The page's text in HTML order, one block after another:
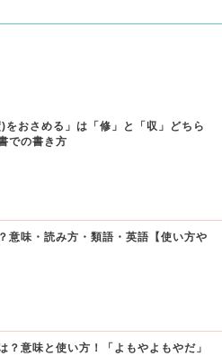
)をおさめる」は「修」と「収」どちら
での書き方
意味・読み方・類語・英語【使い方や
？意味と使い方！「よもやよもやだ」